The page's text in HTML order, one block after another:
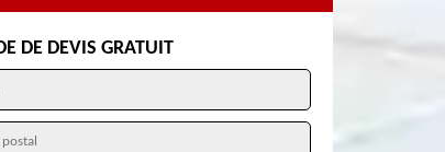
DE DEVIS GRATUIT